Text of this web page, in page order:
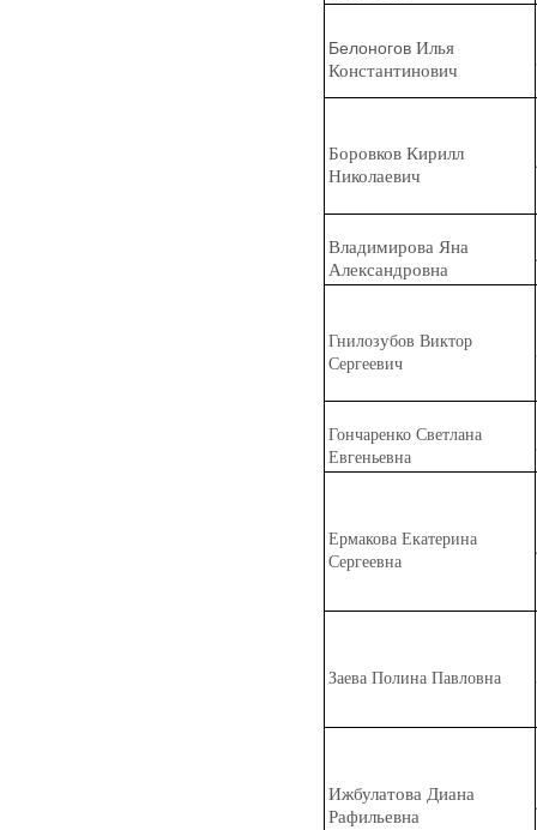
Белоногов Илья
Константинович
Боровков Кирилл
Николаевич
Владимирова Яна
Александровна
Гнилозубов Виктор
Сергеевич
Гончаренко Светлана
Евгеньевна
Ермакова Екатерина
Сергеевна
Заева Полина Павловна
Ижбулатова Диана
Рафильевна